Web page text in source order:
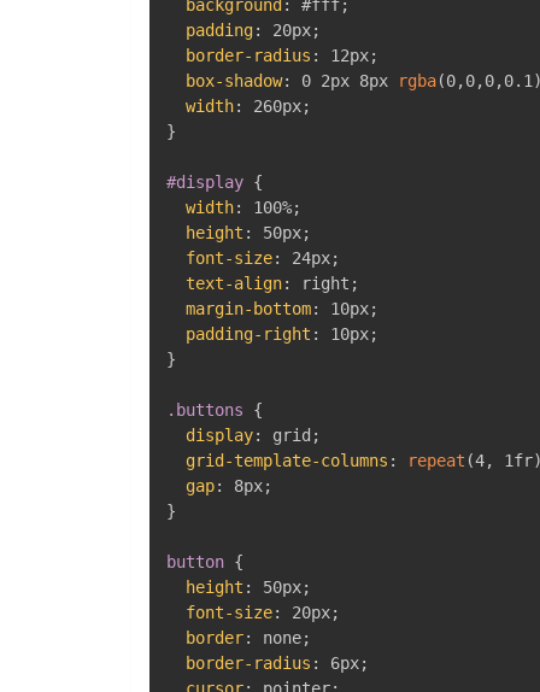
background : #fff;
padding: 20px;
border-radius : 12px;
box-shadow: 0 2px 8px rgba(0,0,0,0.1
width: 260px;
}
#display {
width: 100%;
height : 50px;
font-size: 24px;
text-align: right ;
margin-bottom: 10px;
padding-right : 10px;
}
.buttons
{
display: grid ;
grid-template-columns : repeat (4, 1fr
gap: 8px;
}
button {
height : 50px;
font-size: 20px;
border: none;
border-radius : 6px;